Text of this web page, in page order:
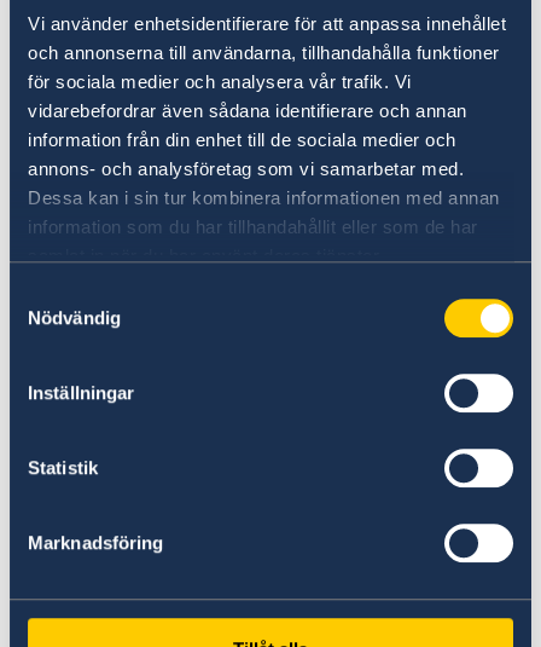
Vi använder enhetsidentifierare för att anpassa innehållet
och annonserna till användarna, tillhandahålla funktioner
för sociala medier och analysera vår trafik. Vi
vidarebefordrar även sådana identifierare och annan
information från din enhet till de sociala medier och
annons- och analysföretag som vi samarbetar med.
Dessa kan i sin tur kombinera informationen med annan
information som du har tillhandahållit eller som de har
Nödvändig
Inställningar
Statistik
Marknadsföring
engelskspråkiga tidningenReport.az
)
vara uppmärksamma och följa
instruktioner från lokala myndigheter.
Frågor om enskilda resor bör i första hand
riktas till aktuellt reseföretag. Ambassaden
rekommenderar som alltid att personer som
vistas i Azerbajdzjan skriver upp sig på
svensklistanoch laddar ner appenUD Resklar
godkänner pushnotiser.
Bakgrund
mot Nachitjevans internationella flygplats
återupptogs den 9 mars. Flygtrafiken in och ut
ur huvudstaden Baku har inte påverkats.
Azerbajdzjan.